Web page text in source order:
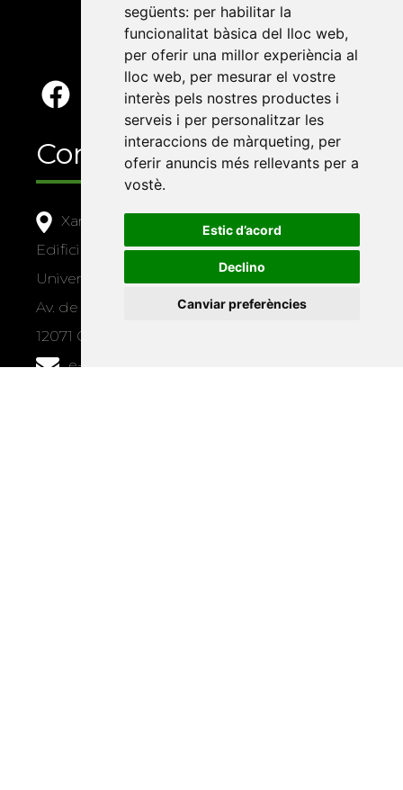
següents: per habilitar la
funcionalitat bàsica del lloc web,
per oferir una millor experiència al
lloc web, per mesurar el vostre
interès pels nostres productes i
serveis i per personalitzar les
interaccions de màrqueting, per
oferir anuncis més rellevants per a
vostè.
Estic d’acord
Declino
Canviar preferències
Contacte
Xarxa Vives d'Universitats
Edifici Àgora
Universitat Jaume I, local 10
Av. de Vicent Sos Baynat, s/n
12071 Castelló de la Plana
e-buc@vives.org